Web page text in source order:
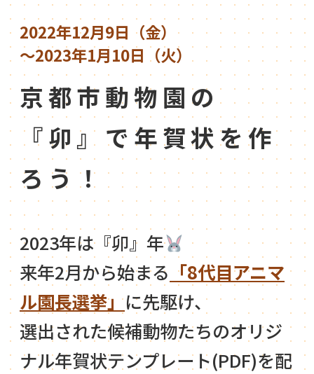
2022年12月9日（金）
～2023年1月10日（火）
京都市動物園の
『卯』で年賀状を作
ろう！
2023年は『卯』年
来年2月から始まる 「8代目アニマ
ル園長選挙」に先駆け、
選出された候補動物たちのオリジ
ナル年賀状テンプレート(PDF)を配